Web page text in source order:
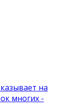
на
многих -